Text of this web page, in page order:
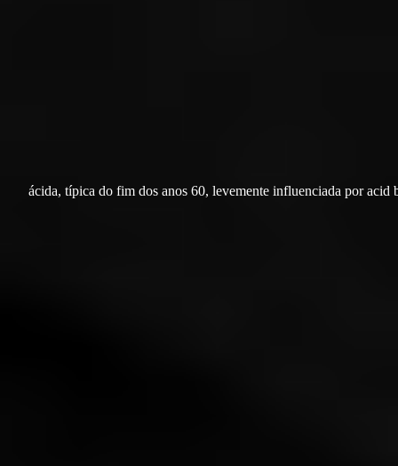
ácida, típica do fim dos anos 60, levemente influenciada por acid